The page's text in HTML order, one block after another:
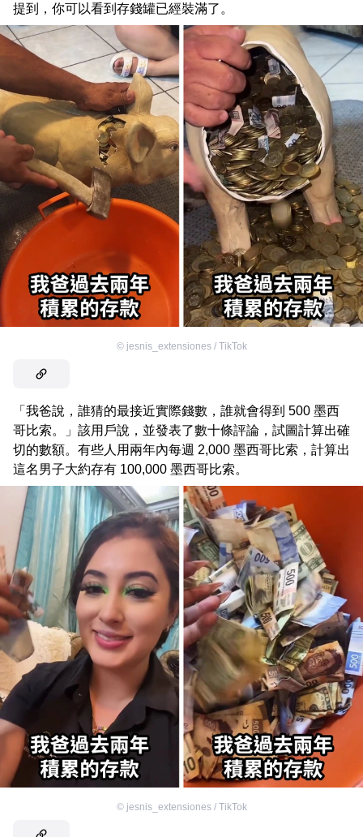
提到，你可以看到存錢罐已經裝滿了。
© jesnis_extensiones / TikTok
「我爸說，誰猜的最接近實際錢數，誰就會得到 500 墨西
哥比索。」該用戶說，並發表了數十條評論，試圖計算出確
切的數額。有些人用兩年內每週 2,000 墨西哥比索，計算出
這名男子大約存有 100,000 墨西哥比索。
© jesnis_extensiones / TikTok